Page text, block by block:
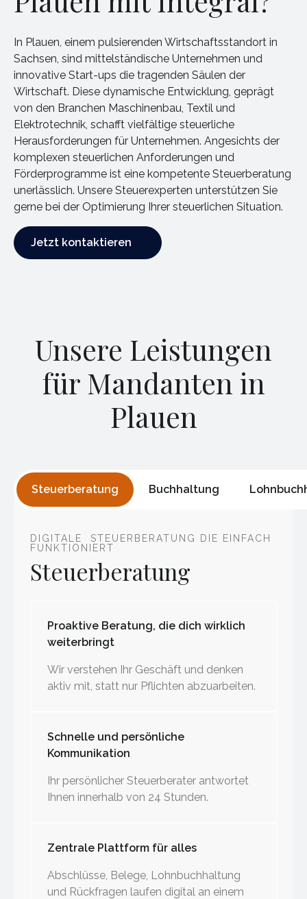
In Plauen, einem pulsierenden Wirtschaftsstandort in
Sachsen, sind mittelständische Unternehmen und
innovative Start-ups die tragenden Säulen der
Wirtschaft. Diese dynamische Entwicklung, geprägt
von den Branchen Maschinenbau, Textil und
Elektrotechnik, schafft vielfältige steuerliche
Herausforderungen für Unternehmen. Angesichts der
komplexen steuerlichen Anforderungen und
Förderprogramme ist eine kompetente Steuerberatung
unerlässlich. Unsere Steuerexperten unterstützen Sie
gerne bei der Optimierung Ihrer steuerlichen Situation.
Jetzt kontaktieren
Jetzt kontaktieren
Unsere Leistungen
für Mandanten in
Plauen
Steuerberatung Buchhaltung
DIGITALE STEUERBERATUNG DIE EINFACH
FUNKTIONIERT
Steuerberatung
Proaktive Beratung, die dich wirklich
weiterbringt
Wir verstehen Ihr Geschäft und denken
aktiv mit, statt nur Pflichten abzuarbeiten.
Schnelle und persönliche
Kommunikation
Ihr persönlicher Steuerberater antwortet
Ihnen innerhalb von 24 Stunden.
Zentrale Plattform für alles
Abschlüsse, Belege, Lohnbuchhaltung
und Rückfragen laufen digital an einem